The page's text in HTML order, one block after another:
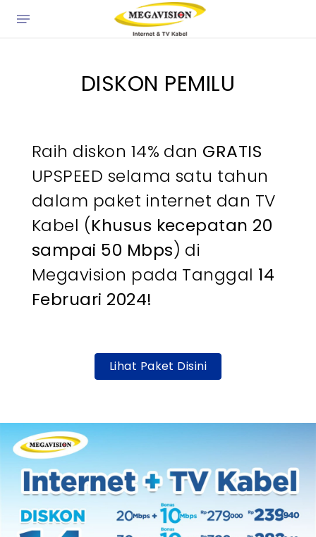
DISKON PEMILU
Raih diskon 14% dan GRATIS
UPSPEED selama satu tahun
dalam paket internet dan TV
Kabel (Khusus kecepatan 20
sampai 50 Mbps) di
Megavision pada Tanggal 14
Februari 2024!
Lihat Paket Disini